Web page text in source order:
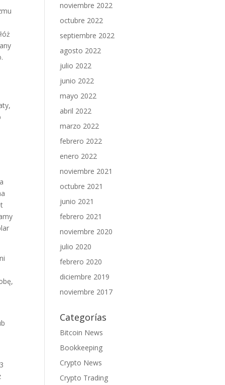
noviembre 2022
octubre 2022
septiembre 2022
agosto 2022
julio 2022
junio 2022
mayo 2022
abril 2022
marzo 2022
febrero 2022
enero 2022
noviembre 2021
octubre 2021
junio 2021
febrero 2021
noviembre 2020
julio 2020
febrero 2020
diciembre 2019
noviembre 2017
Categorías
Bitcoin News
Bookkeeping
Crypto News
Crypto Trading